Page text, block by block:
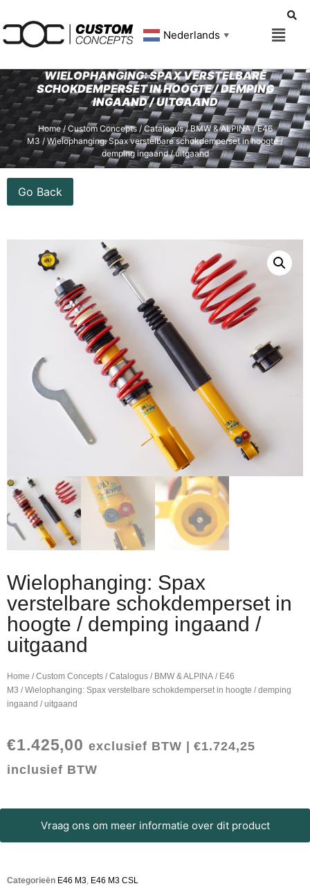
Nederlands ▼
WIELOPHANGING: SPAX VERSTELBARE
SCHOKDEMPERSET IN HOOGTE / DEMPING
INGAAND / UITGAAND
Home/ Custom Concepts/Catalogus/BMW & ALPINA/E46
M3 / Wielophanging: Spax verstelbare schokdemperset in hoogte /
demping ingaand / uitgaand
Go Back
Wielophanging: Spax
verstelbare schokdemperset in
hoogte / demping ingaand /
uitgaand
Home /Custom Concepts /Catalogus / BMW & ALPINA / E46
M3 / Wielophanging: Spax verstelbare schokdemperset in hoogte / demping
ingaand / uitgaand
€1.425,00 exclusief BTW |€1.724,25
inclusief BTW
Vraag ons om meer informatie over dit product
Categorieën E46 M3 E46 M3 CSL